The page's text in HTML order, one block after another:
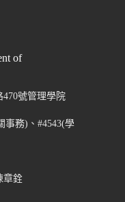
of
470號管理學院
事務)、#4543(學
章銓